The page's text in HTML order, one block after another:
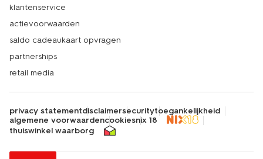
klantenservice
actievoorwaarden
saldo cadeaukaart opvragen
partnerships
retail media
privacy statementdisclaimersecuritytoegankelijkheid
algemene voorwaardencookiesnix 18
thuiswinkel waarborg